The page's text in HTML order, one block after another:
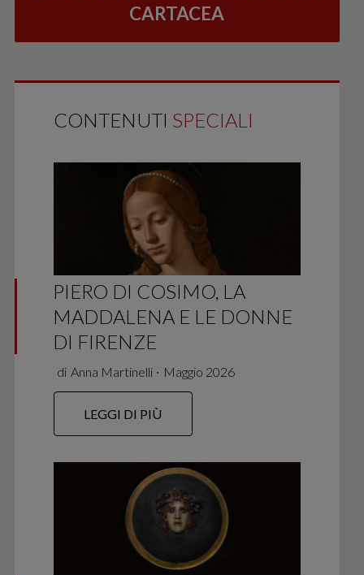
CARTACEA
CONTENUTI SPECIALI
PIERO DI COSIMO, LA
MADDALENA E LE DONNE
DI FIRENZE
di Anna Martinelli ∙ Maggio 2026
LEGGI DI PIÙ